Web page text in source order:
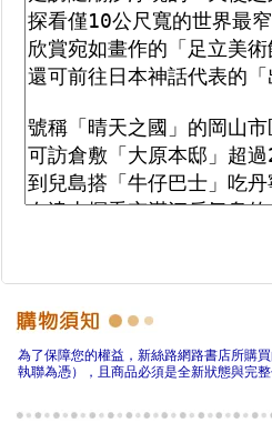
為了保障您的權益，新絲路網路書店所購
執聯為憑），且商品必須是全新狀態與完